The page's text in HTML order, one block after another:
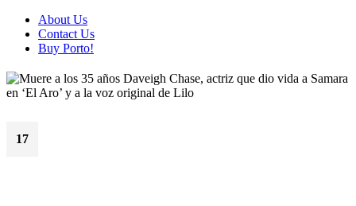
About Us
Contact Us
Buy Porto!
17